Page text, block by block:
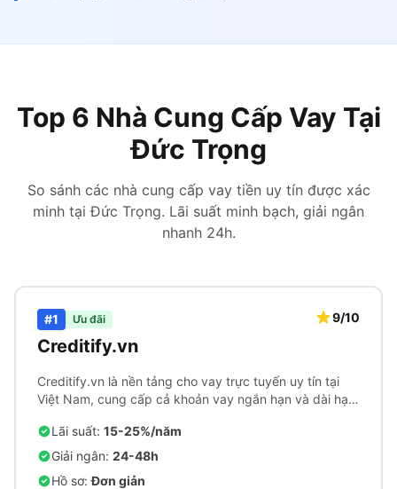
Top 6 Nhà Cung Cấp Vay Tại
Đức Trọng
So sánh các nhà cung cấp vay tiền uy tín được xác
minh tại Đức Trọng. Lãi suất minh bạch, giải ngân
nhanh 24h.
#1 Ưu đãi
Creditify.vn
9/10
Creditify.vn là nền tảng cho vay trực tuyến uy tín tại
Việt Nam, cung cấp cả khoản vay ngắn hạn và dài hạn
Lãi suất: 15-25%/năm
Giải ngân: 24-48h
Hồ sơ:Đơn giản